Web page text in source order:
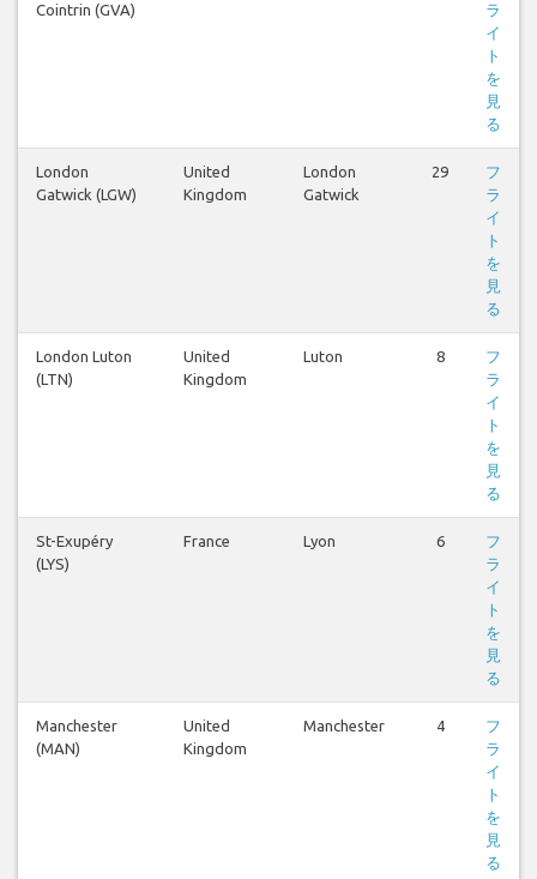
Cointrin (GVA)
ラ
イ
ト
を
見
る
London
Gatwick (LGW)
United
Kingdom
London
Gatwick
29
フ
ラ
イ
ト
を
見
る
London Luton
(LTN)
United
Kingdom
Luton 8
フ
ラ
イ
ト
を
見
る
St-Exupéry
(LYS)
France Lyon 6
フ
ラ
イ
ト
を
見
る
Manchester
(MAN)
United
Kingdom
Manchester 4
フ
ラ
イ
ト
を
見
る